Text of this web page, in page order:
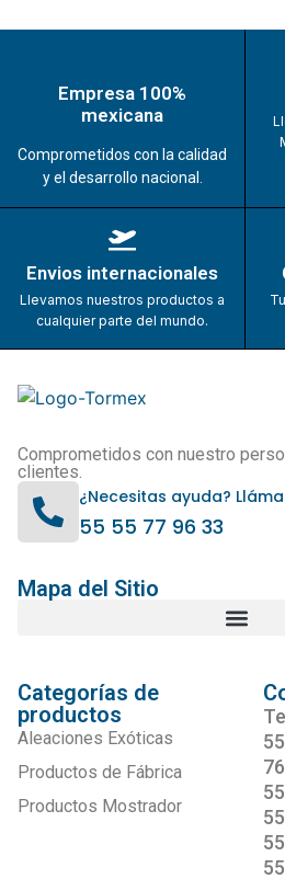
Empresa 100%
mexicana
Comprometidos con la calidad
y el desarrollo nacional.
Envios internacionales
Llevamos nuestros productos a
cualquier parte del mundo.
Comprometidos con nuestro
clientes.
¿Necesitas ayuda?
55 55 77 96 33
Mapa del Sitio
Categorías de
productos
Aleaciones Exóticas
Productos de Fábrica
Productos Mostrador